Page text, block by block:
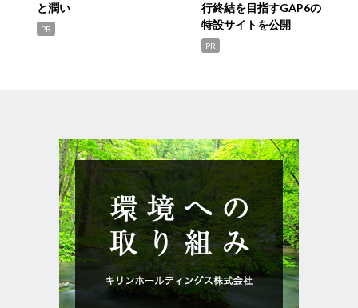
と潤い
PR
行終結を目指すGAP6の
特設サイトを公開
PR